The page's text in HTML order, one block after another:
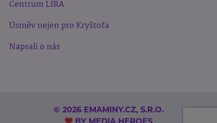
Centrum LIRA
Úsměv nejen pro Kryštofa
Napsali o nás
© 2026 EMAMINY.CZ, S.R.O.